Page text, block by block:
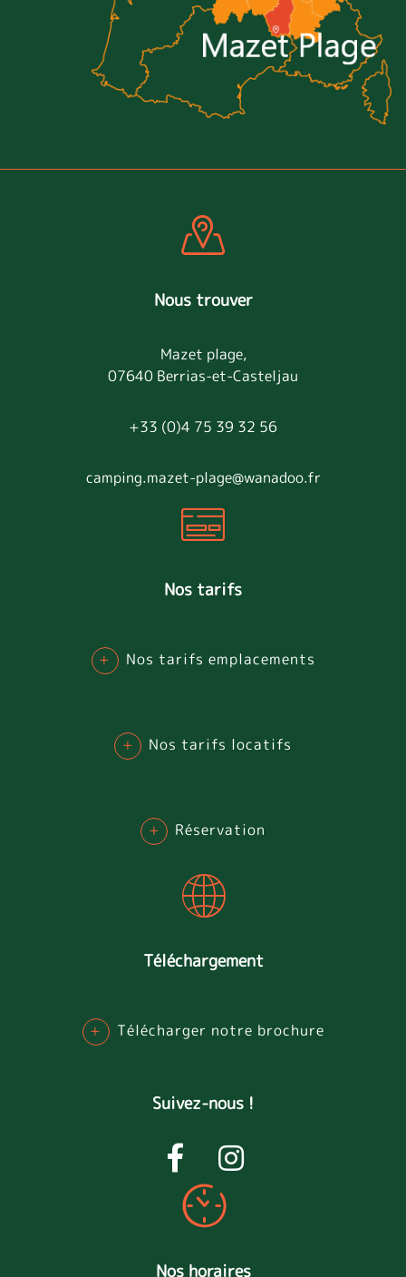
Nous trouver
Mazet plage,
07640 Berrias-et-Casteljau
+33 (0)4 75 39 32 56
camping.mazet-plage@wanadoo.fr
Nos tarifs
+ Nos tarifs emplacements
+ Nos tarifs locatifs
+ Réservation
Téléchargement
+ Télécharger notre brochure
Suivez-nous !
Nos horaires